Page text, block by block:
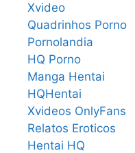
Xvideo
Quadrinhos Porno
Pornolandia
HQ Porno
Manga Hentai
HQHentai
Xvideos OnlyFans
Relatos Eroticos
Hentai HQ